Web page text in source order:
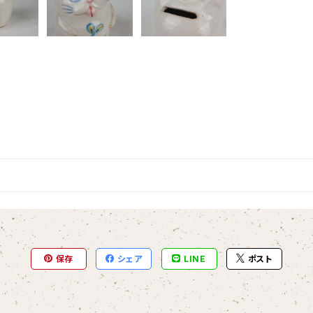
保存 シェア LINE ポスト